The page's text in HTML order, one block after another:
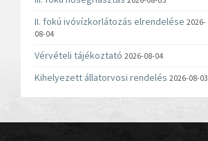
II. fokú ivóvízkorlátozás elrendelése 2026-
08-04
Vérvételi tájékoztató 2026-08-04
Kihelyezett állatorvosi rendelés 2026-08-03